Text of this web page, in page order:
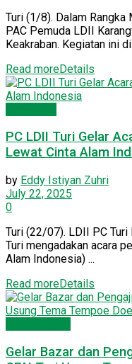
Turi (1/8). Dalam
PAC Pemuda LDII
Keakraban. Kegiatan ini
Read moreDetails
PC LDII Turi Gelar
Lewat Cinta Alam
by Eddy Istiyan Zuhri
July 22, 2025
0
Turi (22/07). LDII PC
Turi mengadakan acara
Alam Indonesia) ...
Read moreDetails
Gelar Bazar dan